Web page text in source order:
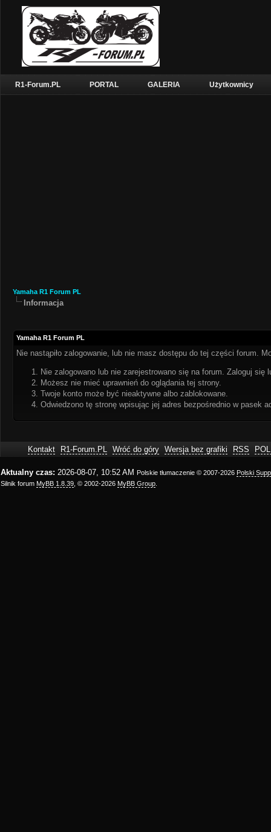
R1-Forum.PL PORTAL GALERIA Użytkownicy
Yamaha R1 Forum PL
Informacja
Yamaha R1 Forum PL
Nie nastąpiło zalogowanie, lub nie masz dostępu do tej części forum.
Nie zalogowano lub nie zarejestrowano się na forum. Zaloguj się
Możesz nie mieć uprawnień do oglądania tej strony.
Twoje konto może być nieaktywne albo zablokowane.
Odwiedzono tę stronę wpisując jej adres bezpośrednio w pasek
Kontakt R1-Forum.PL Wróć do góry Wersja bez grafiki RSS
Aktualny czas: 2026-08-07, 10:52 AM Polskie tłumaczenie © 2007-2026 Polski
Silnik forum MyBB 1.8.39 , © 2002-2026 MyBB Group